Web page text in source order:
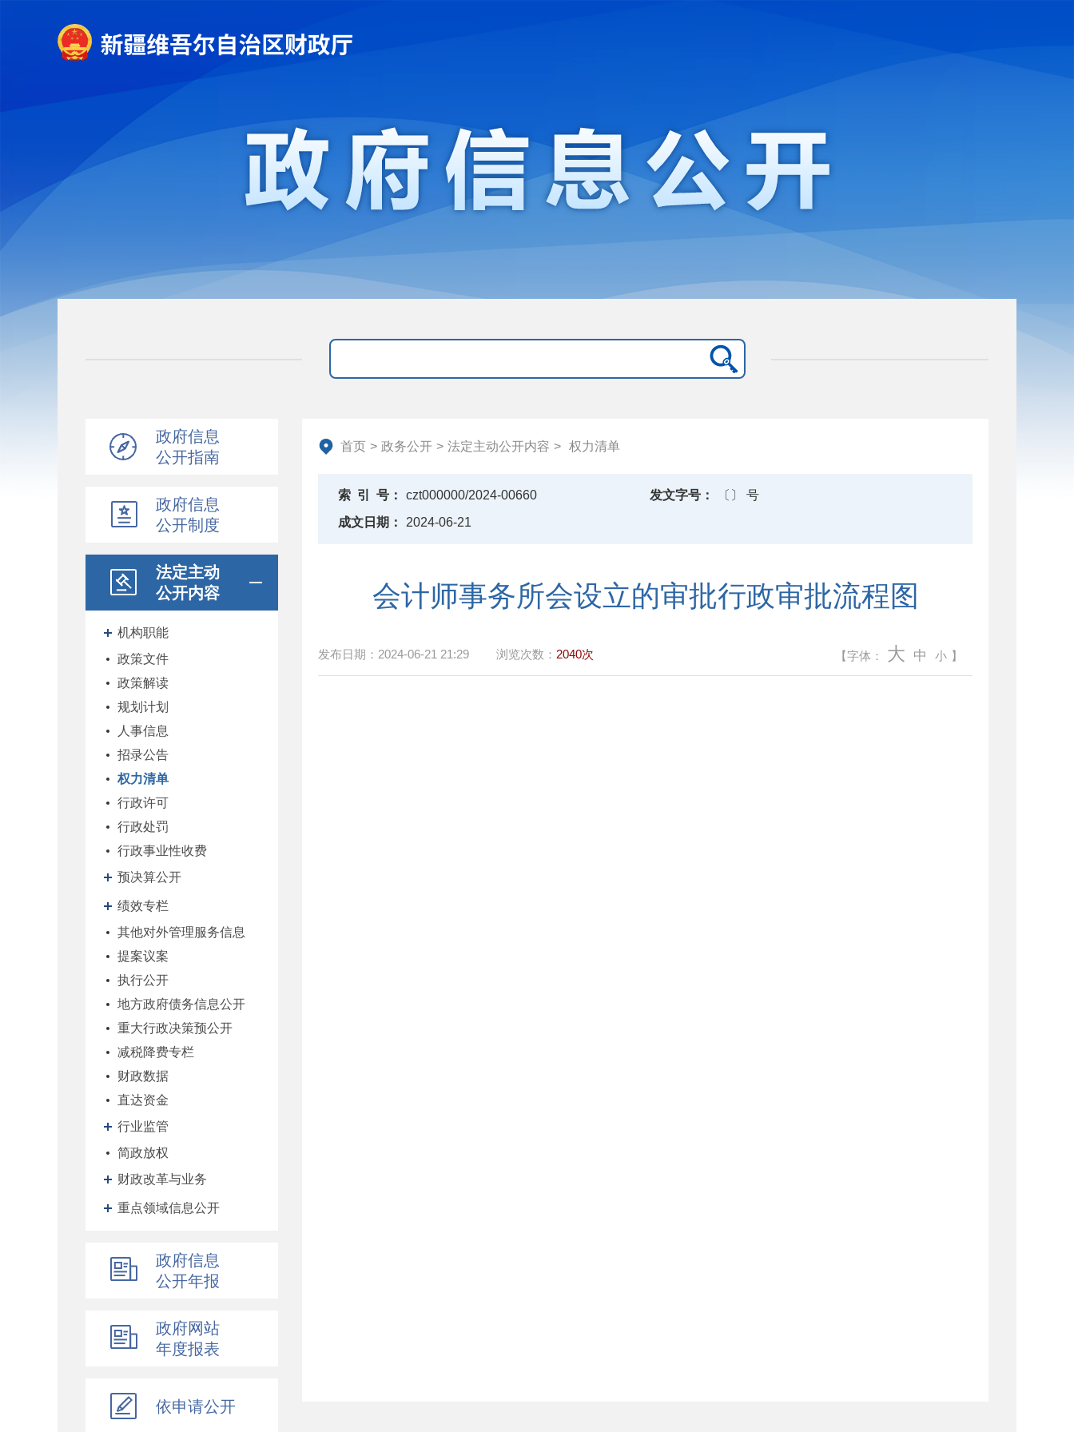
政府信息
公开指南
政府信息
公开制度
法定主动
公开内容
机构职能
政策文件
政策解读
规划计划
人事信息
招录公告
权力清单
行政许可
行政处罚
行政事业性收费
预决算公开
绩效专栏
其他对外管理服务信息
提案议案
执行公开
地方政府债务信息公开
重大行政决策预公开
减税降费专栏
财政数据
直达资金
行业监管
简政放权
财政改革与业务
重点领域信息公开
政府信息
公开年报
政府网站
年度报表
依申请公开
首页 > 政务公开 > 法定主动公开内容 > 权力清单
索 引 号： czt000000/2024-00660 发文字号：
〔〕 号
成文日期：
2024-06-21
会计师事务所会设立的审批行政审批流程图
发布日期： 2024-06-21 21:29 浏览次数： 2040次 【字体： 大 中 小 】